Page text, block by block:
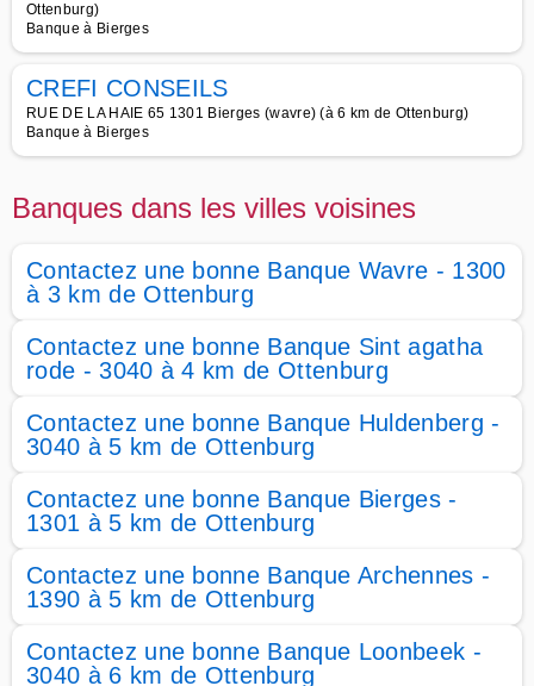
Ottenburg)
Banque à Bierges
CREFI CONSEILS
RUE DE LA HAIE 65 1301 Bierges (wavre) (à 6 km de Ottenburg)
Banque à Bierges
Banques dans les villes voisines
Contactez une bonne Banque Wavre - 1300
à 3 km de Ottenburg
Contactez une bonne Banque Sint agatha
rode - 3040 à 4 km de Ottenburg
Contactez une bonne Banque Huldenberg -
3040 à 5 km de Ottenburg
Contactez une bonne Banque Bierges -
1301 à 5 km de Ottenburg
Contactez une bonne Banque Archennes -
1390 à 5 km de Ottenburg
Contactez une bonne Banque Loonbeek -
3040 à 6 km de Ottenburg